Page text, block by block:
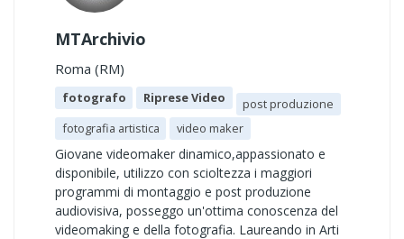
MTArchivio
Roma (RM)
fotografo Riprese Video
post produzione
fotografia artistica
video maker
Giovane videomaker dinamico,appassionato e
disponibile, utilizzo con scioltezza i maggiori
programmi di montaggio e post produzione
audiovisiva, posseggo un'ottima conoscenza del
videomaking e della fotografia. Laureando in Arti